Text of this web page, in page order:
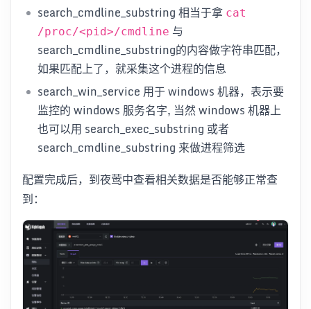
search_cmdline_substring 相当于拿 cat
/proc/<pid>/cmdline 与
search_cmdline_substring的内容做字符串匹配，
如果匹配上了，就采集这个进程的信息
search_win_service 用于 windows 机器，表示要
监控的 windows 服务名字, 当然 windows 机器上
也可以用 search_exec_substring 或者
search_cmdline_substring 来做进程筛选
配置完成后，到夜莺中查看相关数据是否能够正常查
到：